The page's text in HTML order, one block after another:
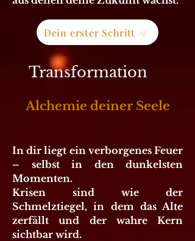
Dein erster Schritt
Transformation
Alchemie deiner Seele
In dir liegt ein verborgenes Feuer
– selbst in den dunkelsten
Momenten.
Krisen sind wie der
Schmelztiegel, in dem das Alte
zerfällt und der wahre Kern
sichtbar wird.